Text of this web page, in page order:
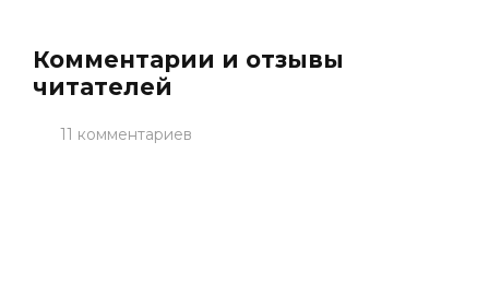
Комментарии и отзывы
читателей
11 комментариев